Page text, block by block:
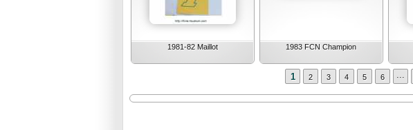
1981-82 Maillot 1983 FCN Champion
1 2 3 4 5 6 ...